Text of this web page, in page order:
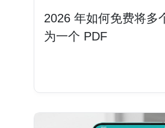
2026 年如何免费将多
为一个 PDF